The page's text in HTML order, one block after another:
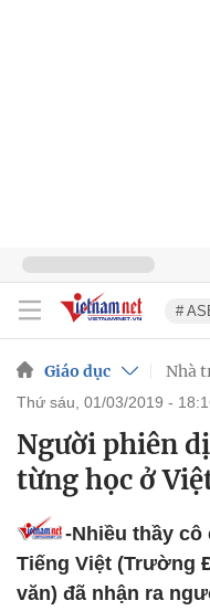
#
Giáo dục Nhà
thứ sáu, 01/03/2019 -
Người phiên
từng học ở
-Nhiều thầy cô
Tiếng Việt (Trường
văn) đã nhận ra